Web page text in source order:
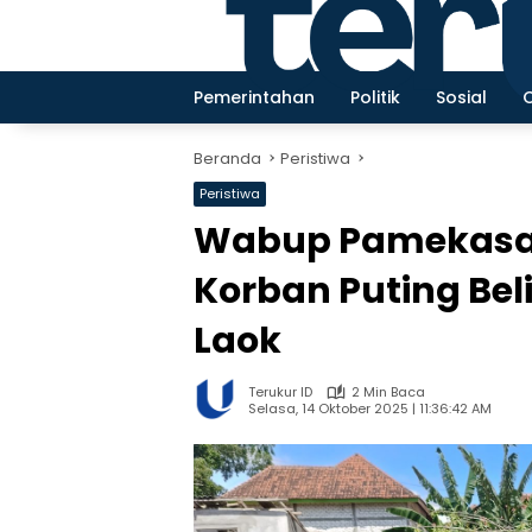
Pemerintahan Politik Sosial
Beranda Peristiwa
Peristiwa
Wabup
Korban Puting
Laok
Terukur ID
2 Min Baca
Selasa, 14 Oktober 2025 | 11:36:42 AM